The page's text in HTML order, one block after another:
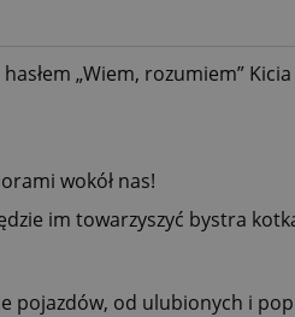
„Wiem, rozumiem”
wokół nas!
im towarzyszyć bystra
pojazdów, od ulubionych i